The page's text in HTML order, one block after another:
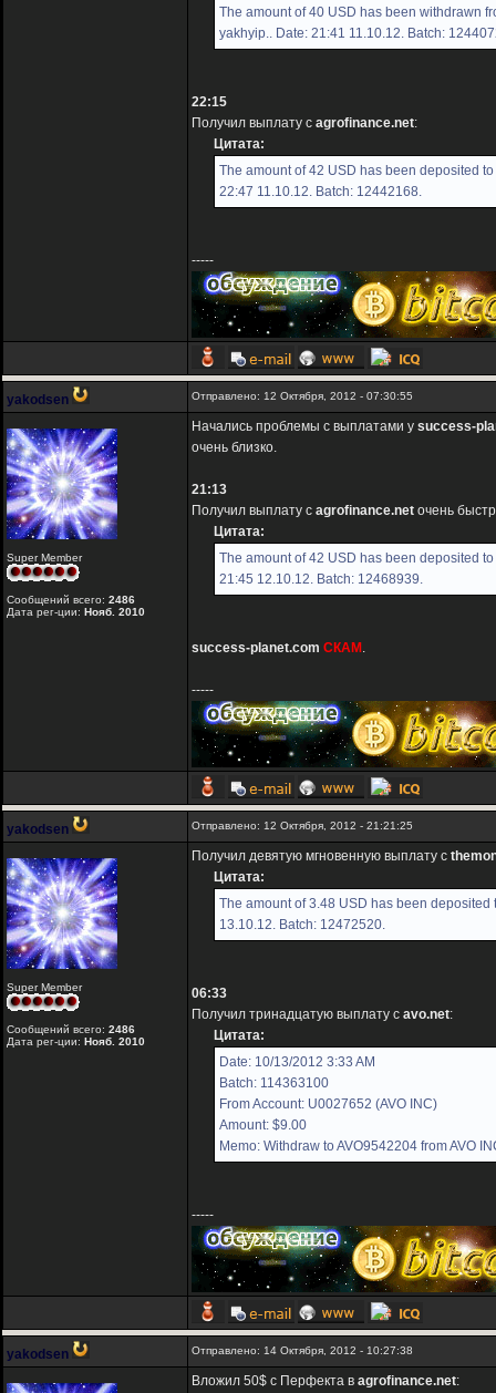
The amount of 40 USD has been withdrawn
yakhyip.. Date: 21:41 11.10.12. Batch:
22:15
Получил выплату с agrofinance.net:
Цитата:
The amount of 42 USD has been deposited
22:47 11.10.12. Batch: 12442168.
-----
yakodsen Отправлено: 12 Октября, 2012 - 07:30:55
Super Member
Сообщений всего: 2486
Дата рег-ции: Нояб. 2010
Начались проблемы с выплатами у success-
очень близко.
21:13
Получил выплату с agrofinance.net очень
Цитата:
The amount of 42 USD has been deposited
21:45 12.10.12. Batch: 12468939.
success-planet.com СКАМ .
-----
yakodsen Отправлено: 12 Октября, 2012 - 21:21:25
Super Member
Сообщений всего: 2486
Дата рег-ции: Нояб. 2010
Получил девятую мгновенную выплату с
Цитата:
The amount of 3.48 USD has been
13.10.12. Batch: 12472520.
06:33
Получил тринадцатую выплату с avo.net:
Цитата:
Date: 10/13/2012 3:33 AM
Batch: 114363100
From Account: U0027652 (AVO INC)
Amount: $9.00
Memo: Withdraw to AVO9542204 from AVO
-----
yakodsen Отправлено: 14 Октября, 2012 - 10:27:38
Вложил 50$ с Перфекта в agrofinance.net: